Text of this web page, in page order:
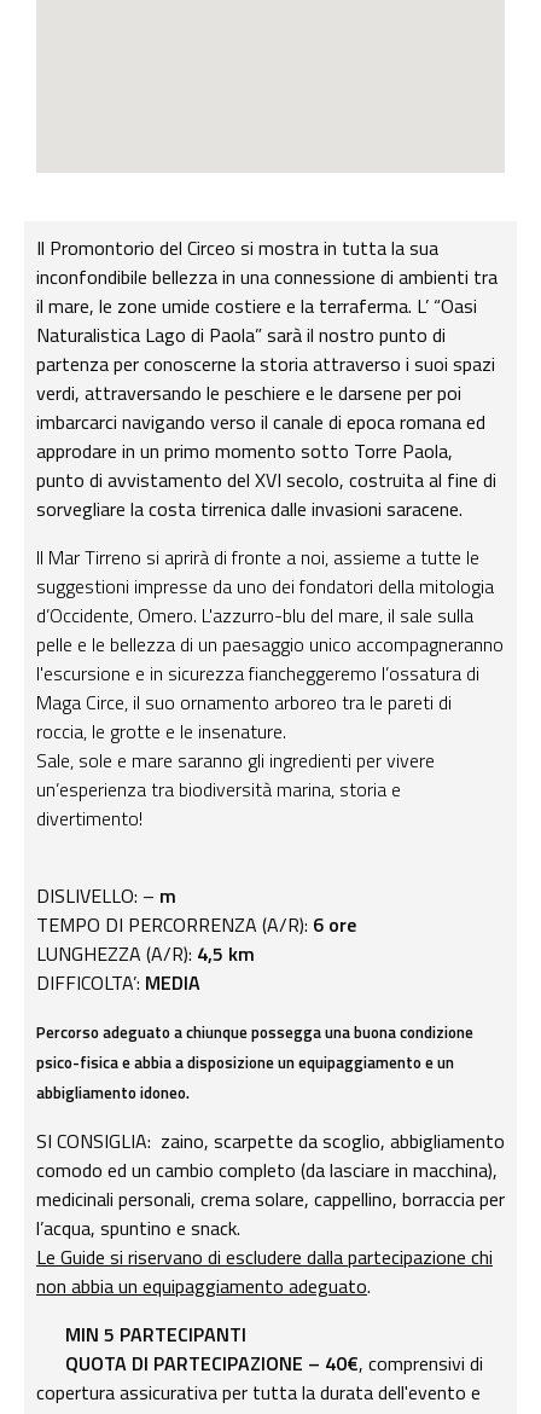
Il Promontorio del Circeo si mostra in tutta la sua
inconfondibile bellezza in una connessione di ambienti tra
il mare, le zone umide costiere e la terraferma. L’ “Oasi
Naturalistica Lago di Paola” sarà il nostro punto di
partenza per conoscerne la storia attraverso i suoi spazi
verdi, attraversando le peschiere e le darsene per poi
imbarcarci navigando verso il canale di epoca romana ed
approdare in un primo momento sotto Torre Paola,
punto di avvistamento del XVI secolo, costruita al fine di
sorvegliare la costa tirrenica dalle invasioni saracene.
Il Mar Tirreno si aprirà di fronte a noi, assieme a tutte le
suggestioni impresse da uno dei fondatori della mitologia
d’Occidente, Omero. L'azzurro-blu del mare, il sale sulla
pelle e le bellezza di un paesaggio unico accompagneranno
l'escursione e in sicurezza fiancheggeremo l’ossatura di
Maga Circe, il suo ornamento arboreo tra le pareti di
roccia, le grotte e le insenature.
Sale, sole e mare saranno gli ingredienti per vivere
un’esperienza tra biodiversità marina, storia e
divertimento!
DISLIVELLO: – m
TEMPO DI PERCORRENZA (A/R): 6 ore
LUNGHEZZA (A/R): 4,5 km
DIFFICOLTA’: MEDIA
Percorso adeguato a chiunque possegga una buona condizione
psico-fisica e abbia a disposizione un equipaggiamento e un
abbigliamento idoneo.
SI CONSIGLIA: zaino, scarpette da scoglio, abbigliamento
comodo ed un cambio completo (da lasciare in macchina),
medicinali personali, crema solare, cappellino, borraccia per
l’acqua, spuntino e snack.
Le Guide si riservano di escludere dalla partecipazione chi
non abbia un equipaggiamento adeguato.
MIN 5 PARTECIPANTI
QUOTA DI PARTECIPAZIONE – 40€, comprensivi di
copertura assicurativa per tutta la durata dell'evento e